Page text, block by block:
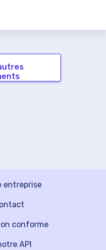
entreprise
API
conforme